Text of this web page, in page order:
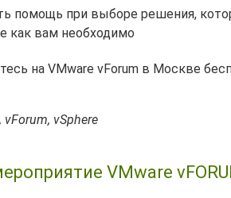
помощь при выборе решения,
как вам необходимо
на VMware vForum в Москве
vForum, vSphere
VMware